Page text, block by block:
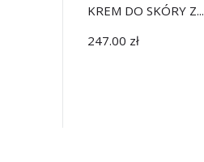
KREM DO SKÓRY Z...
247.00 zł